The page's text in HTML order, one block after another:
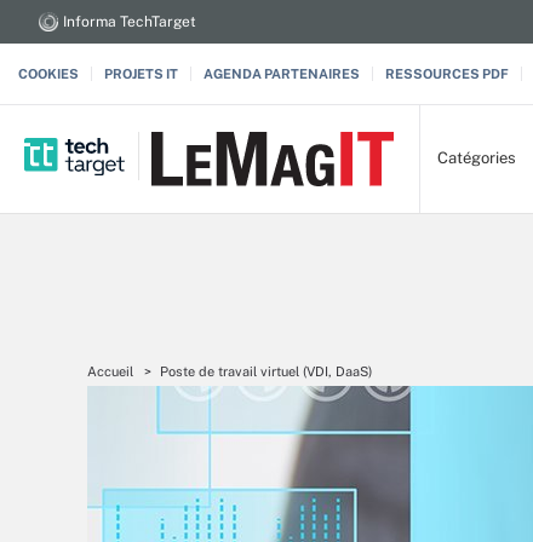
Informa TechTarget
COOKIES PROJETS IT AGENDA PARTENAIRES RESSOURCES PDF
Catégories
Accueil Poste de travail virtuel (VDI, DaaS)